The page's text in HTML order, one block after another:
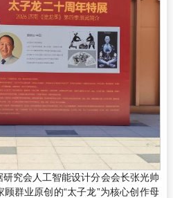
究会人工智能设计分会会长张光帅
群业原创的“太子龙”为核心创作母